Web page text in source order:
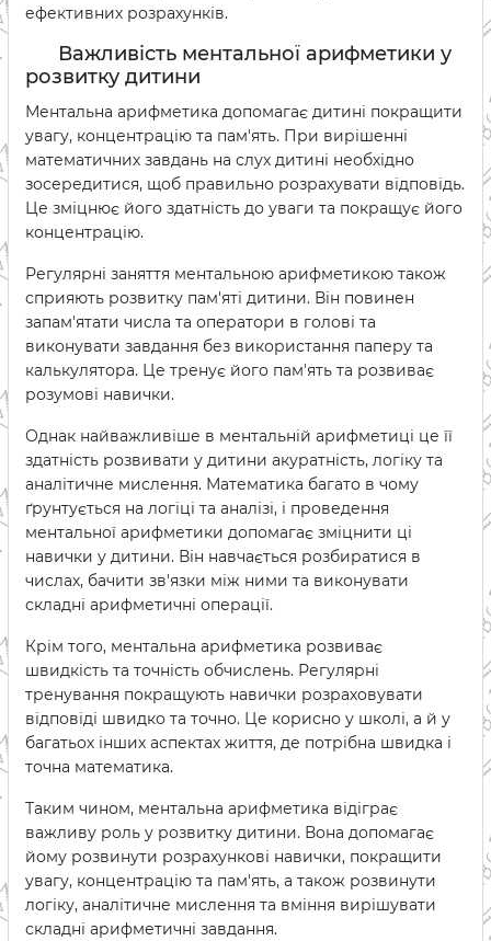
ефективних розрахунків.
Важливість ментальної арифметики у
розвитку дитини
Ментальна арифметика допомагає дитині покращити
увагу, концентрацію та пам'ять. При вирішенні
математичних завдань на слух дитині необхідно
зосередитися, щоб правильно розрахувати відповідь.
Це зміцнює його здатність до уваги та покращує його
концентрацію.
Регулярні заняття ментальною арифметикою також
сприяють розвитку пам'яті дитини. Він повинен
запам'ятати числа та оператори в голові та
виконувати завдання без використання паперу та
калькулятора. Це тренує його пам'ять та розвиває
розумові навички.
Однак найважливіше в ментальній арифметиці це її
здатність розвивати у дитини акуратність, логіку та
аналітичне мислення. Математика багато в чому
ґрунтується на логіці та аналізі, і проведення
ментальної арифметики допомагає зміцнити ці
навички у дитини. Він навчається розбиратися в
числах, бачити зв'язки між ними та виконувати
складні арифметичні операції.
Крім того, ментальна арифметика розвиває
швидкість та точність обчислень. Регулярні
тренування покращують навички розраховувати
відповіді швидко та точно. Це корисно у школі, а й у
багатьох інших аспектах життя, де потрібна швидка і
точна математика.
Таким чином, ментальна арифметика відіграє
важливу роль у розвитку дитини. Вона допомагає
йому розвинути розрахункові навички, покращити
увагу, концентрацію та пам'ять, а також розвинути
логіку, аналітичне мислення та вміння вирішувати
складні арифметичні завдання.